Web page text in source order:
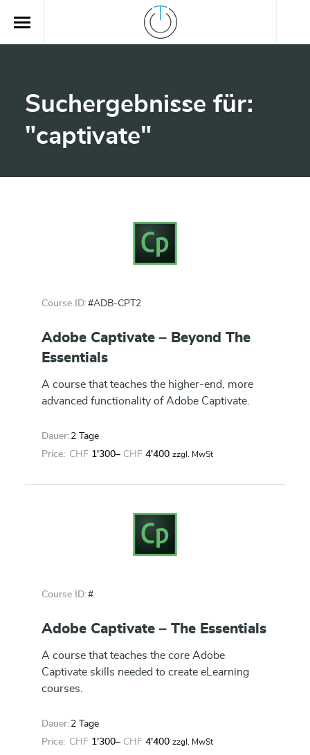
Suchergebnisse für:
"captivate"
Course ID:#ADB-CPT2
Adobe Captivate – Beyond The
Essentials
A course that teaches the higher-end, more
advanced functionality of Adobe Captivate.
Dauer: 2 Tage
Price: CHF 1'300– CHF 4'400 zzgl. MwSt
Course ID:#
Adobe Captivate – The Essentials
A course that teaches the core Adobe
Captivate skills needed to create eLearning
courses.
Dauer: 2 Tage
Price: CHF 1'300– CHF 4'400 zzgl. MwSt